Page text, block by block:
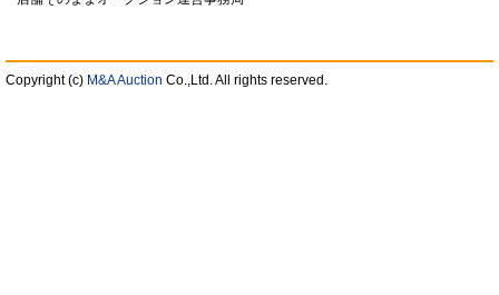
Copyright (c) M&A Auction Co.,Ltd. All rights reserved.